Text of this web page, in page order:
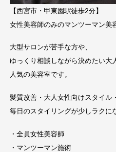
【西宮市・甲東園駅徒歩2分】
女性美容師のみのマンツーマン美
大型サロンが苦手な方や、
ゆっくり相談しながら決めたい大
人気の美容室です。
髪質改善・大人女性向けスタイル
毎日のスタイリングが少しラクに
・全員女性美容師
・マンツーマン施術